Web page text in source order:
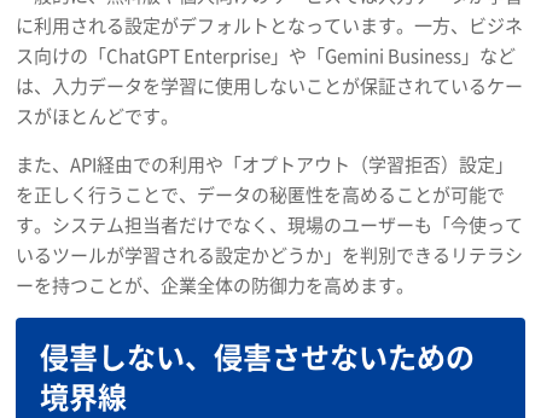
に利用される設定がデフォルトとなっています。一方、ビジネ
ス向けの「ChatGPT Enterprise」や「Gemini Business」など
は、入力データを学習に使用しないことが保証されているケー
スがほとんどです。
また、API経由での利用や「オプトアウト（学習拒否）設定」
を正しく行うことで、データの秘匿性を高めることが可能で
す。システム担当者だけでなく、現場のユーザーも「今使って
いるツールが学習される設定かどうか」を判別できるリテラシ
ーを持つことが、企業全体の防御力を高めます。
侵害しない、侵害させないための
境界線